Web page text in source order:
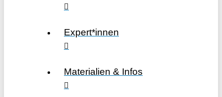
Expert*innen
Materialien & Infos